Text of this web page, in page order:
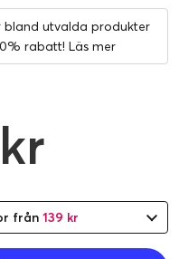
bland utvalda produkter
rabatt! Läs mer
från 139 kr